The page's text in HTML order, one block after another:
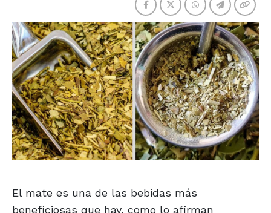
El mate es una de las bebidas más
beneficiosas que hay, como lo afirman